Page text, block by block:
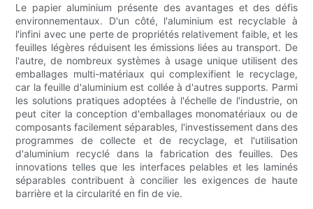
Le papier aluminium présente des avantages et des défis
environnementaux. D'un côté, l'aluminium est recyclable à
l'infini avec une perte de propriétés relativement faible, et les
feuilles légères réduisent les émissions liées au transport. De
l'autre, de nombreux systèmes à usage unique utilisent des
emballages multi-matériaux qui complexifient le recyclage,
car la feuille d'aluminium est collée à d'autres supports. Parmi
les solutions pratiques adoptées à l'échelle de l'industrie, on
peut citer la conception d'emballages monomatériaux ou de
composants facilement séparables, l'investissement dans des
programmes de collecte et de recyclage, et l'utilisation
d'aluminium recyclé dans la fabrication des feuilles. Des
innovations telles que les interfaces pelables et les laminés
séparables contribuent à concilier les exigences de haute
barrière et la circularité en fin de vie.